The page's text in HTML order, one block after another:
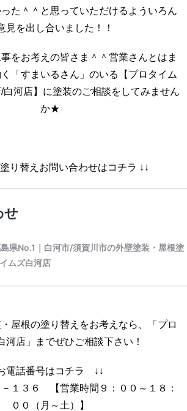
た＾＾と思っていただけるよういろん
見を出し合いました！！
をお考えの皆さま＾＾営業さんとはま
「すまいるさん」のいる【プロタイム
白河店】に塗装のご相談をしてみません
か★
り替えお問い合わせはコチラ ↓↓
屋根の塗り替えをお考えなら、「プロ
河店」までぜひご相談下さい！
電話番号はコチラ ↓↓
１３６ 【営業時間９：００～１８：
００（月～土）】